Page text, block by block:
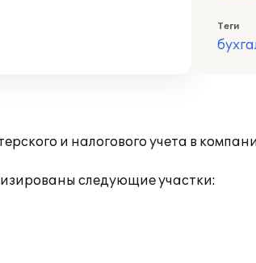
Теги
и налогового учета в
следующие участки: